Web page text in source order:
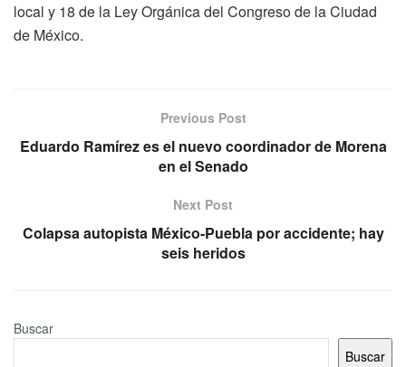
local y 18 de la Ley Orgánica del Congreso de la Ciudad
de México.
Previous Post
Eduardo Ramírez es el nuevo coordinador de Morena
en el Senado
Next Post
Colapsa autopista México-Puebla por accidente; hay
seis heridos
Buscar
Buscar